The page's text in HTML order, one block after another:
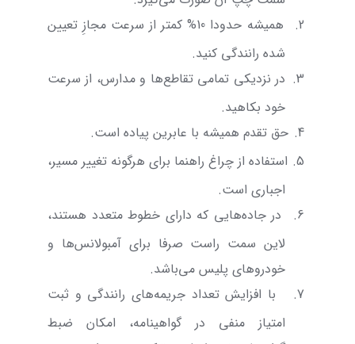
2.
همیشه حدودا 10% کمتر از سرعت مجازِ تعیین
شده رانندگی کنید.
3.
در نزدیکی تمامی تقاطع‌ها و مدارس، از سرعت
خود بکاهید.
4. حق تقدم همیشه با عابرین پیاده است.
5. استفاده از چراغ راهنما برای هرگونه تغییر مسیر،
اجباری است.
6.
در جاده‌هایی که دارای خطوط متعدد هستند،
لاین سمت راست صرفا برای آمبولانس‌ها و
خودروهای پلیس می‌باشد.
7.
با افزایش تعداد جریمه‌های رانندگی و ثبت
امتیاز منفی در گواهینامه، امکان ضبط